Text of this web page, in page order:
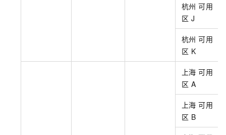
杭州 可用
区 J
杭州 可用
区 K
上海 可用
区 A
上海 可用
区 B